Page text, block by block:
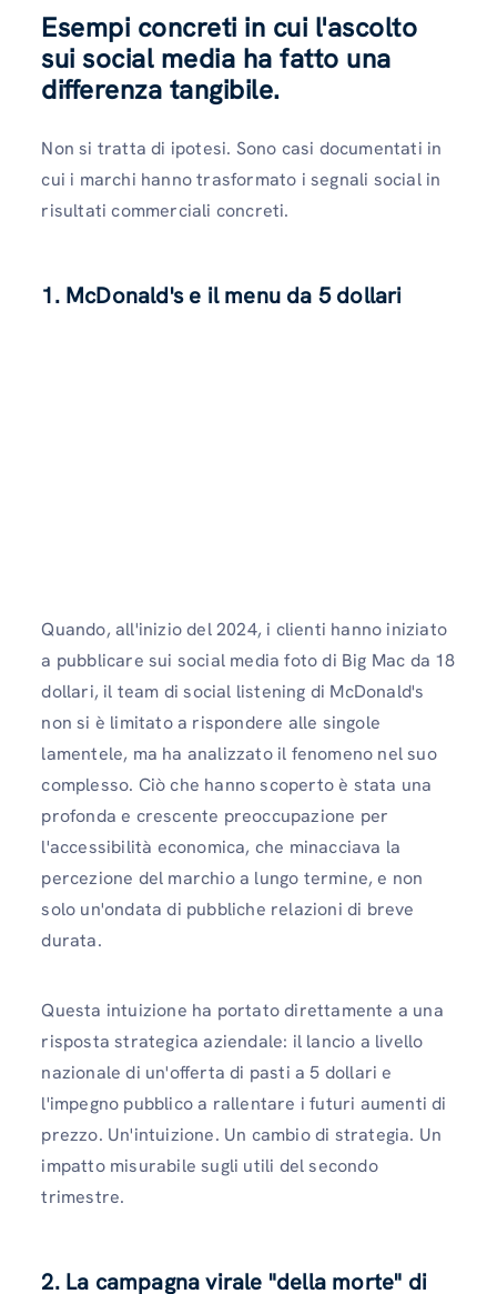
Esempi concreti in cui l'ascolto
sui social media ha fatto una
differenza tangibile.
Non si tratta di ipotesi. Sono casi documentati in
cui i marchi hanno trasformato i segnali social in
risultati commerciali concreti.
1. McDonald's e il menu da 5 dollari
Quando, all'inizio del 2024, i clienti hanno iniziato
a pubblicare sui social media foto di Big Mac da 18
dollari, il team di social listening di McDonald's
non si è limitato a rispondere alle singole
lamentele, ma ha analizzato il fenomeno nel suo
complesso. Ciò che hanno scoperto è stata una
profonda e crescente preoccupazione per
l'accessibilità economica, che minacciava la
percezione del marchio a lungo termine, e non
solo un'ondata di pubbliche relazioni di breve
durata.
Questa intuizione ha portato direttamente a una
risposta strategica aziendale: il lancio a livello
nazionale di un'offerta di pasti a 5 dollari e
l'impegno pubblico a rallentare i futuri aumenti di
prezzo. Un'intuizione. Un cambio di strategia. Un
impatto misurabile sugli utili del secondo
trimestre.
2. La campagna virale "della morte" di